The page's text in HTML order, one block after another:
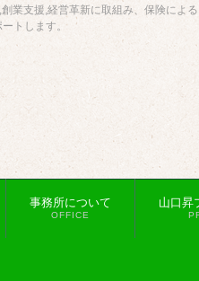
支援,経営革新に取組み、保険によ
ートします。
事務所について
OFFICE
山口昇